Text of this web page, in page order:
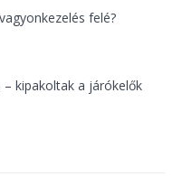
felé?
kipakoltak a járókelők